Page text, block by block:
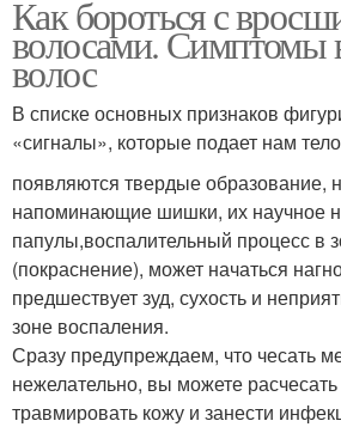
Как бороться с
волосами. Симптомы
волос
В списке основных признаков
«сигналы», которые подает нам
появляются твердые образование,
напоминающие шишки, их научное
папулы,воспалительный процесс в
(покраснение), может начаться
предшествует зуд, сухость и
зоне воспаления.
Сразу предупреждаем, что чесать
нежелательно, вы можете
травмировать кожу и занести